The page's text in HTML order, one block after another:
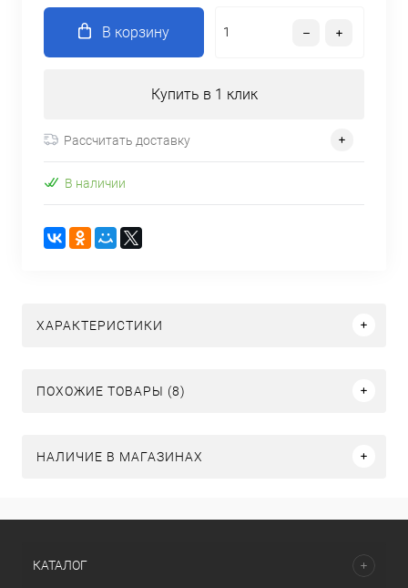
В корзину
Купить в 1 клик
Рассчитать доставку
В наличии
ХАРАКТЕРИСТИКИ
ПОХОЖИЕ ТОВАРЫ (8)
НАЛИЧИЕ В МАГАЗИНАХ
КАТАЛОГ